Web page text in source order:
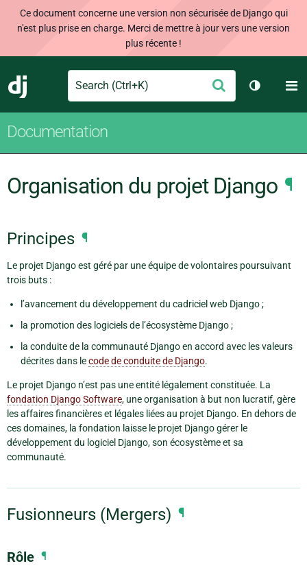
Ce document concerne une version non sécurisée de Django qui
n'est plus prise en charge. Merci de mettre à jour vers une version
plus récente !
Django
Search Envoyer
Changer
Documentation
Organisation du projet Django ¶
Principes ¶
Le projet Django est géré par une équipe de volontaires poursuivant
trois buts :
l’avancement du développement du cadriciel web Django ;
la promotion des logiciels de l’écosystème Django ;
la conduite de la communauté Django en accord avec les valeurs
décrites dans lecode de conduite de Django.
Le projet Django n’est pas une entité légalement constituée. La
fondation Django Software, une organisation à but non lucratif, gère
les affaires financières et légales liées au projet Django. En dehors de
ces domaines, la fondation laisse le projet Django gérer le
développement du logiciel Django, son écosystème et sa
communauté.
Fusionneurs (Mergers) ¶
Rôle ¶